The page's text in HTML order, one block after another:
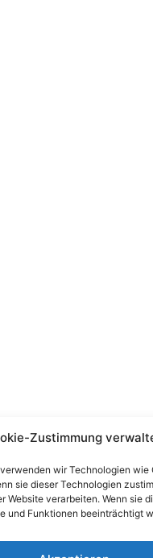
Zustimmung
wir Technologien
sie dieser Technologien
Website verarbeiten. Wenn sie
und Funktionen beeinträchtigt